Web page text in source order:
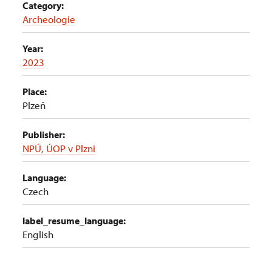
Category:
Archeologie
Year:
2023
Place:
Plzeň
Publisher:
NPÚ, ÚOP v Plzni
Language:
Czech
label_resume_language:
English